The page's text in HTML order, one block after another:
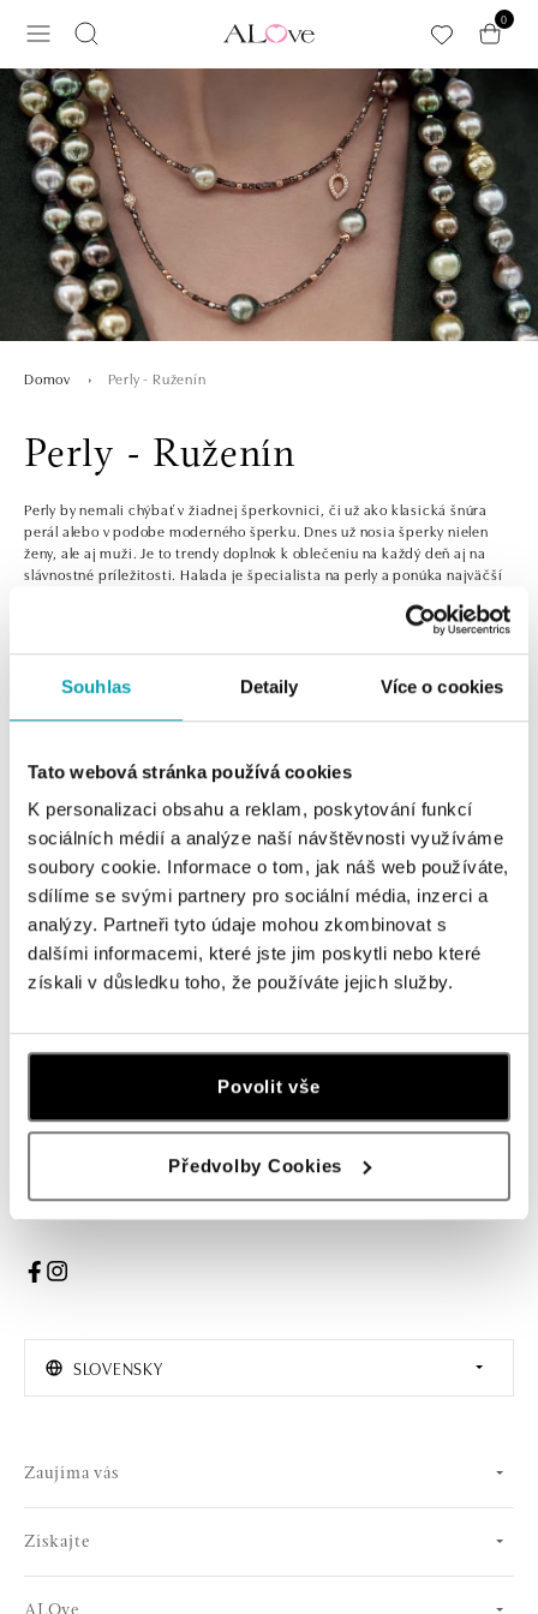
Souhlas Detaily Více o cookies
Tato webová stránka používá cookies
K personalizaci obsahu a reklam, poskytování funkcí
sociálních médií a analýze naší návštěvnosti využíváme
soubory cookie. Informace o tom, jak náš web používáte,
sdílíme se svými partnery pro sociální média, inzerci a
analýzy. Partneři tyto údaje mohou zkombinovat s
dalšími informacemi, které jste jim poskytli nebo které
získali v důsledku toho, že používáte jejich služby.
Povolit vše
Předvolby Cookies
0
Domov Perly - Ruženín
Perly - Ruženín
Perly by nemali chýbať v žiadnej šperkovnici, či už ako klasická šnúra
perál alebo v podobe moderného šperku. Dnes už nosia šperky nielen
ženy, ale aj muži. Je to trendy doplnok k oblečeniu na každý deň aj na
slávnostné príležitosti. Halada je špecialista na perly a ponúka najväčší
Prihlásenie k odberu newslettera
Objavte najnovšie kolekcie, novinky a exkluzívne uvedenia na
PRIHLÁSENIE
Súhlasím s odberom newslettera
SLOVENSKY
Zaujíma vás
Získajte
ALOve